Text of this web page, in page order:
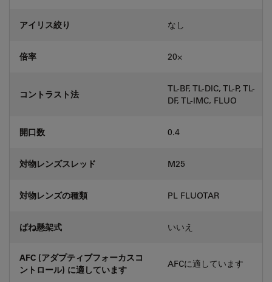
アイリス絞り なし
倍率 20⨉
コントラスト法
TL-BF, TL-DIC, TL-P, TL-
DF, TL-IMC, FLUO
開口数 0.4
対物レンズスレッド M25
対物レンズの種類 PL FLUOTAR
ばね懸架式 いいえ
AFC (アダプティブフォーカスコ
ントロール) に適しています
AFCに適しています